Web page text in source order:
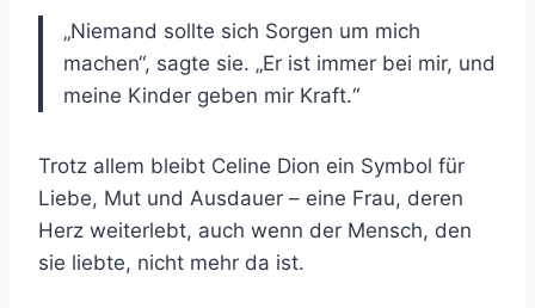
„Niemand sollte sich Sorgen um mich
machen“, sagte sie. „Er ist immer bei mir, und
meine Kinder geben mir Kraft.“
Trotz allem bleibt Celine Dion ein Symbol für
Liebe, Mut und Ausdauer – eine Frau, deren
Herz weiterlebt, auch wenn der Mensch, den
sie liebte, nicht mehr da ist.